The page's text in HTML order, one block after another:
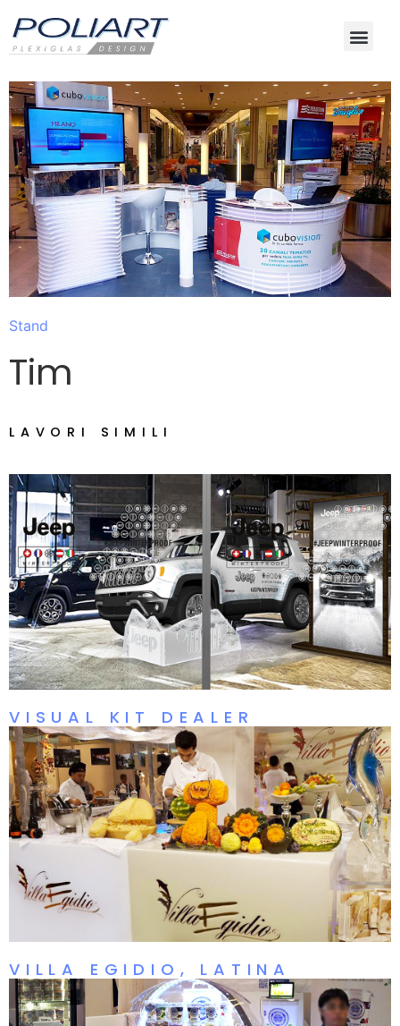
Stand
Tim
LAVORI SIMILI
VISUAL KIT DEALER
VILLA EGIDIO, LATINA